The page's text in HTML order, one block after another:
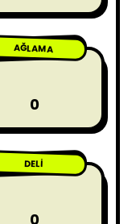
AĞLAMA
0
DELI
0